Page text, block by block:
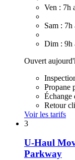
Ven : 7h
Sam : 7h
Dim : 9h
Ouvert
Propane
Échange
Retour
Voir les tarifs
3
U-Haul
Parkway